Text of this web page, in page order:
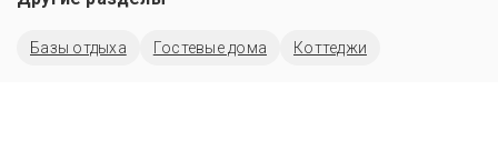
Базы отдыха Гостевые дома Коттеджи